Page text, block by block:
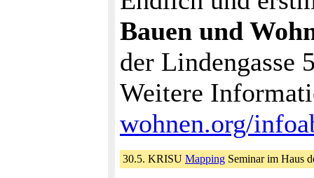
Bauen und
der Lindengasse
Weitere
wohnen.org/
30.5. KRISU Mapping Seminar im Haus